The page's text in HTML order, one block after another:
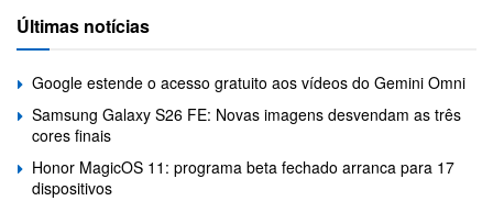
Últimas notícias
Google estende o acesso gratuito aos vídeos do Gemini Omni
Samsung Galaxy S26 FE: Novas imagens desvendam as três
cores finais
Honor MagicOS 11: programa beta fechado arranca para 17
dispositivos